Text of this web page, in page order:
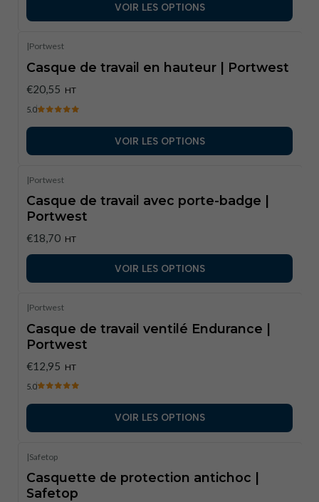
VOIR LES OPTIONS
|Portwest
Casque de travail en hauteur | Portwest
€20,55 HT
5.0
VOIR LES OPTIONS
|Portwest
Casque de travail avec porte-badge |
Portwest
€18,70 HT
VOIR LES OPTIONS
|Portwest
Casque de travail ventilé Endurance |
Portwest
€12,95 HT
5.0
VOIR LES OPTIONS
|Safetop
Casquette de protection antichoc |
Safetop